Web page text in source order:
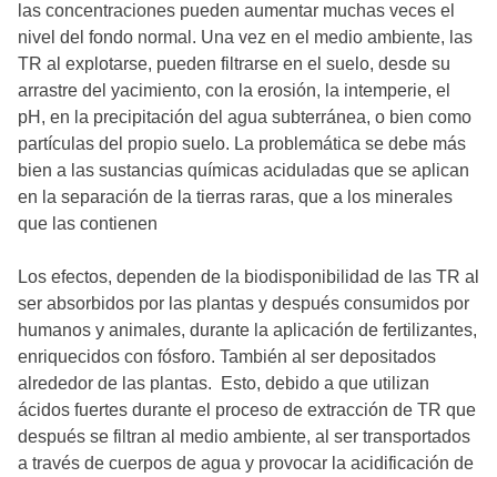
las concentraciones pueden aumentar muchas veces el
nivel del fondo normal. Una vez en el medio ambiente, las
TR al explotarse, pueden filtrarse en el suelo, desde su
arrastre del yacimiento, con la erosión, la intemperie, el
pH, en la precipitación del agua subterránea, o bien como
partículas del propio suelo. La problemática se debe más
bien a las sustancias químicas aciduladas que se aplican
en la separación de la tierras raras, que a los minerales
que las contienen
Los efectos, dependen de la biodisponibilidad de las TR al
ser absorbidos por las plantas y después consumidos por
humanos y animales, durante la aplicación de fertilizantes,
enriquecidos con fósforo. También al ser depositados
alrededor de las plantas. Esto, debido a que utilizan
ácidos fuertes durante el proceso de extracción de TR que
después se filtran al medio ambiente, al ser transportados
a través de cuerpos de agua y provocar la acidificación de